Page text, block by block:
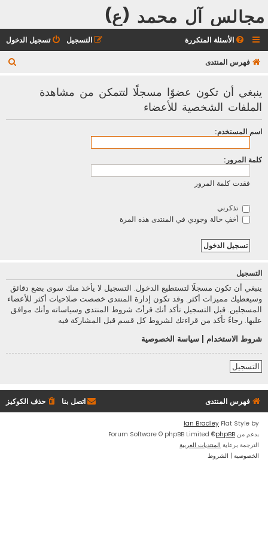
مجالس آل محمد (ع)
الأسئلة المتكررة تسجيل الدخول التسجيل
فهرس المنتدى
ينبغي أن تكون عضوًا مسجلًا لتتمكن من مشاهدة
الملفات الشخصية للأعضاء
اسم المستخدم:
كلمة المرور:
فقدت كلمة المرور
تذكرني
أخفِ حالة وجودي في المنتدى هذه المرة
التسجيل
ينبغي أن تكون مسجلًا لتستطيع الدخول. التسجيل لا يأخذ منك سوى بضع دقائق
وسيعطيك مميزات أكثر. وقد تكون إدارة المنتدى خصصت صلاحيات أكثر للأعضاء
المسجلين. قبل التسجيل تأكد أنك قرأتَ شروط المنتدى وسياساته وأنك موافق
عليها. رجاءً تأكد من قراءتك لشروط كل قسم قبل المشاركة فيه
شروط الاستخدام
سياسة الخصوصية
التسجيل
فهرس المنتدى حذف الكوكيز اتصل بنا
Flat Style by
Ian Bradley
بدعم من phpBB
® Forum Software © phpBB Limited
الترجمة برعاية المنتديات العربية
الخصوصية | الشروط